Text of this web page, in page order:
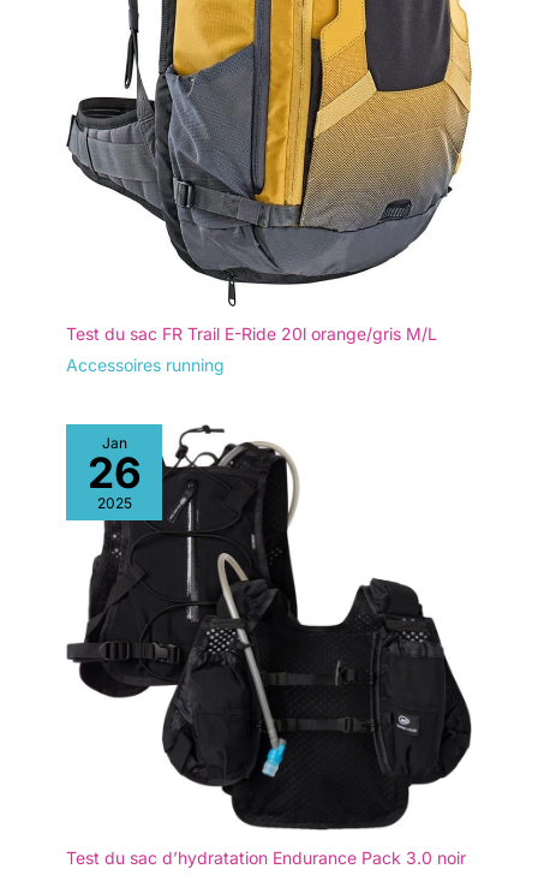
Test du sac FR Trail E-Ride 20l orange/gris M/L
Accessoires running
Jan
26
2025
Test du sac d’hydratation Endurance Pack 3.0 noir